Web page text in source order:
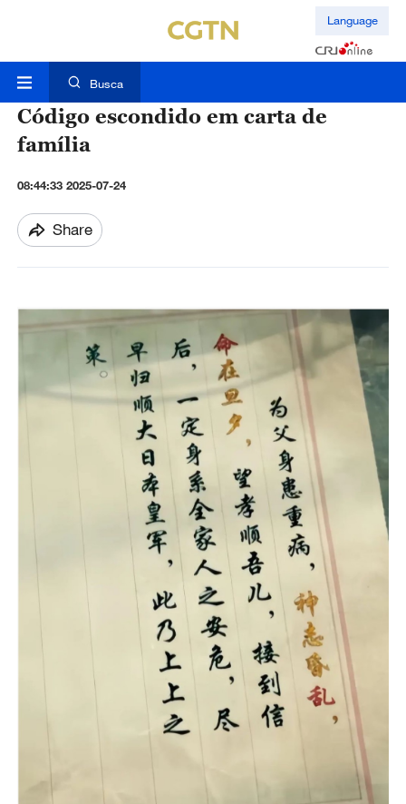
Language
Busca
Código escondido em carta de
família
08:44:33 2025-07-24
Share